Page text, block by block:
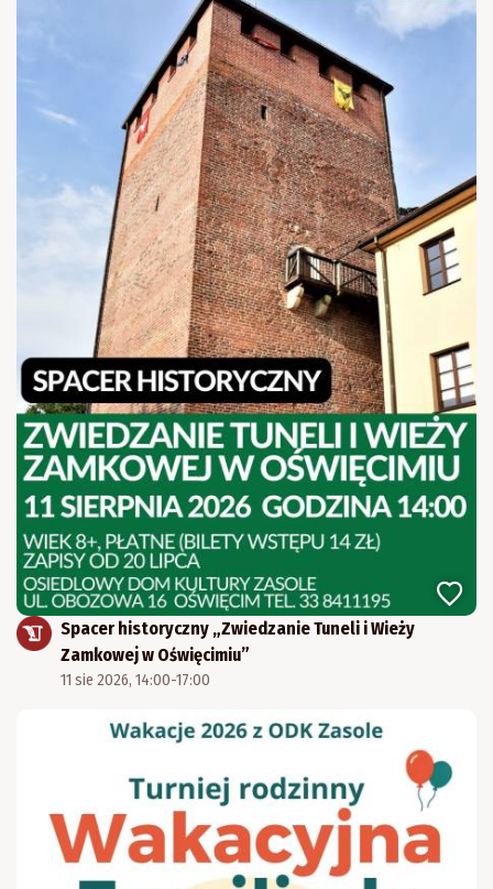
Spacer historyczny „Zwiedzanie Tuneli i Wieży
Zamkowej w Oświęcimiu”
11 sie 2026, 14:00-17:00